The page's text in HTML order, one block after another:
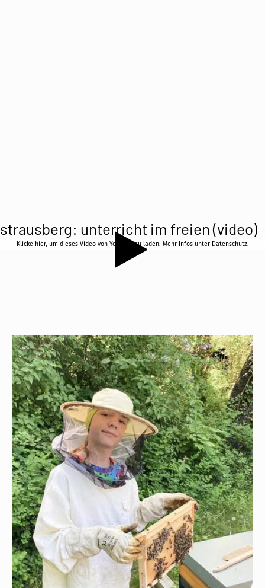
strausberg: unterricht im freien (video)
Klicke hier, um dieses Video von YouTube zu laden. Mehr Infos unter Datenschutz.